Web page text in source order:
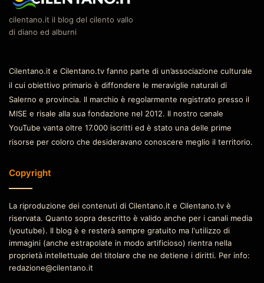
cilentano.it il blog del cilento vallo
di diano ed alburni
Cilentano.it e Cilentano.tv fanno parte di un’associazione culturale
il cui obiettivo primario è diffondere le meraviglie naturali di
Salerno e provincia. Il marchio è regolarmente registrato presso il
MISE e risale alla sua fondazione nel 2012. Il nostro canale
YouTube vanta oltre 17.000 iscritti ed è stato una delle prime
risorse per coloro che desideravano conoscere meglio il territorio.
Copyright
La riproduzione dei contenuti di Cilentano.it e Cilentano.tv è
riservata. Quanto sopra descritto è valido anche per i canali media
(youtube). Il blog è e resterà sempre gratuito ma l'utilizzo di
immagini (anche estrapolate in modo artificioso) rientra nella
proprietà intellettuale del titolare che ne detiene i diritti. Per info:
redazione@cilentano.it